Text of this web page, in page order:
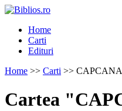
Home
Carti
Edituri
Home >> Carti >>
Cartea